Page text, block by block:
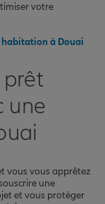
votre
habitation à Douai
prêt
une
vous vous apprêtez
une
et vous protéger